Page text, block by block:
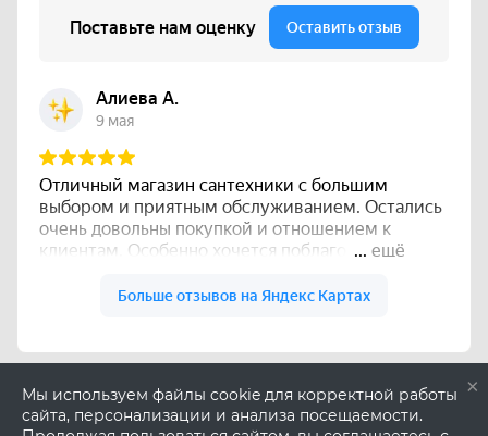
×
Мы используем файлы cookie для корректной работы
сайта, персонализации и анализа посещаемости.